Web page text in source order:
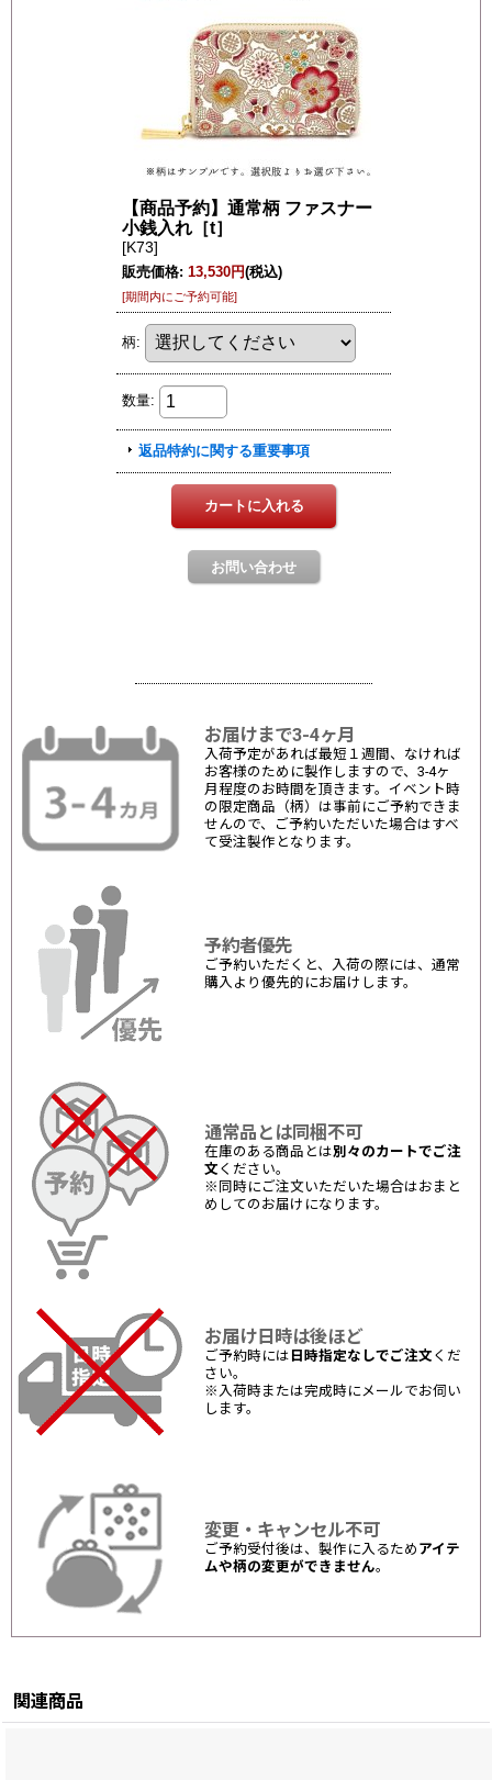
お届けまで3-4ヶ月
入荷予定があれば最短１週間、なければ
お客様のために製作しますので、3-4ヶ
月程度のお時間を頂きます。イベント時
の限定商品（柄）は事前にご予約できま
せんので、ご予約いただいた場合はすべ
て受注製作となります。
予約者優先
ご予約いただくと、入荷の際には、通常
購入より優先的にお届けします。
通常品とは同梱不可
在庫のある商品とは別々のカートでご注
文 ください。
※同時にご注文いただいた場合はおまと
めしてのお届けになります。
お届け日時は後ほど
ご予約時には 日時指定なしでご注文 くだ
さい。
※入荷時または完成時にメールでお伺い
します。
変更・キャンセル不可
ご予約受付後は、製作に入るため アイテ
ムや柄の変更ができません。
関連商品